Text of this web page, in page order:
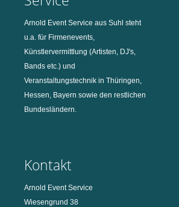
Arnold Event Service aus Suhl steht
u.a. für Firmenevents,
Künstlervermittlung (Artisten, DJ's,
Bands etc.) und
Veranstaltungstechnik in Thüringen,
Hessen, Bayern sowie den restlichen
Bundesländern.
Kontakt
Arnold Event Service
Wiesengrund 38